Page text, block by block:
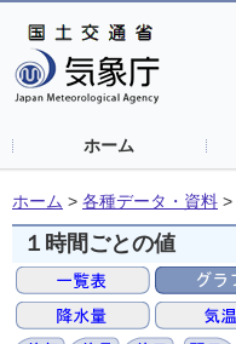
ホーム
ホーム > 各種データ・資料 >
１時間ごとの値